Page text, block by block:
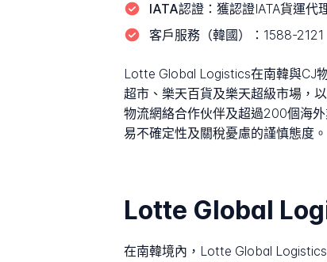
IATA認證： 獲認證IATA貨運代
客戶服務（韓國）： 1588-
Lotte Global Logistics在南韓與CJ
超市、樂天百貨及樂天超級市場，
物流網絡合作伙伴及超過200個海
易不確定性及關稅憂慮的謹慎態度。
Lotte Global
在南韓境內，Lotte Global